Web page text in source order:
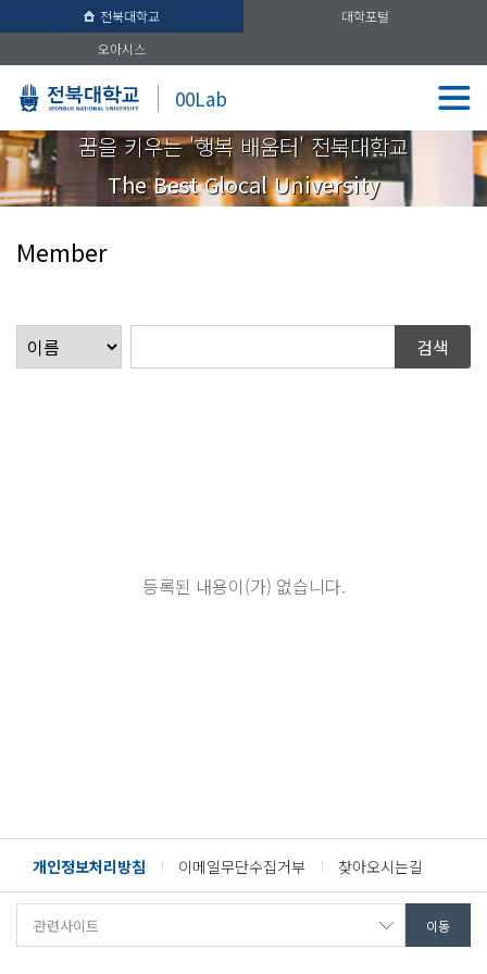
전북대학교
대학포털
오아시스
00Lab
꿈을 키우는 '행복 배움터' 전북대학교
The Best Glocal University
Member
등록된 내용이(가) 없습니다.
개인정보처리방침 이메일무단수집거부 찾아오시는길